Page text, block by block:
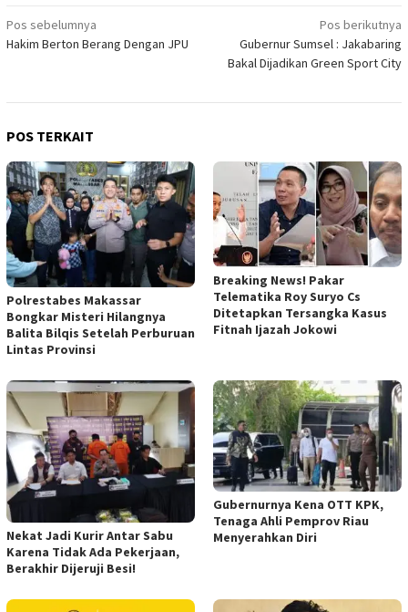
Navigasi
pos
Pos sebelumnya
Hakim Berton Berang Dengan JPU
Pos berikutnya
Gubernur Sumsel : Jakabaring
Bakal Dijadikan Green Sport City
POS TERKAIT
Polrestabes Makassar
Bongkar Misteri Hilangnya
Balita Bilqis Setelah Perburuan
Lintas Provinsi
Breaking News! Pakar
Telematika Roy Suryo Cs
Ditetapkan Tersangka Kasus
Fitnah Ijazah Jokowi
Nekat Jadi Kurir Antar Sabu
Karena Tidak Ada Pekerjaan,
Berakhir Dijeruji Besi!
Gubernurnya Kena OTT KPK,
Tenaga Ahli Pemprov Riau
Menyerahkan Diri